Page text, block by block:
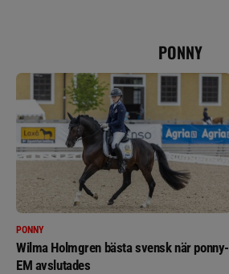
PONNY
PONNY
Wilma Holmgren bästa svensk när ponny-
EM avslutades